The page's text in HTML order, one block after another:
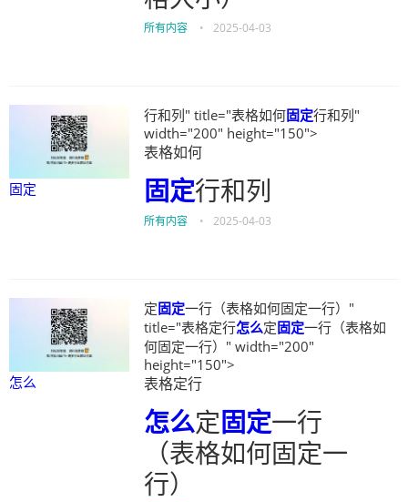
所有内容 • 2025-04-03
固定
行和列" title="表格如何固定行和列"
width="200" height="150">
表格如何
固定行和列
所有内容 • 2025-04-03
怎么
定固定一行（表格如何固定一行）"
title="表格定行怎么定固定一行（表格如
何固定一行）" width="200"
height="150">
表格定行
怎么定固定一行
（表格如何固定一
行）